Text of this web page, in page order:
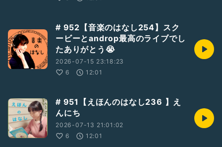
# 952【音楽のはなし254】スク
ービーとandrop最高のライブでし
たありがとう😭
2026-07-15 23:18:23
6
12:01
# 951【えほんのはなし236 】え
んにち
2026-07-13 21:01:02
6
12:01